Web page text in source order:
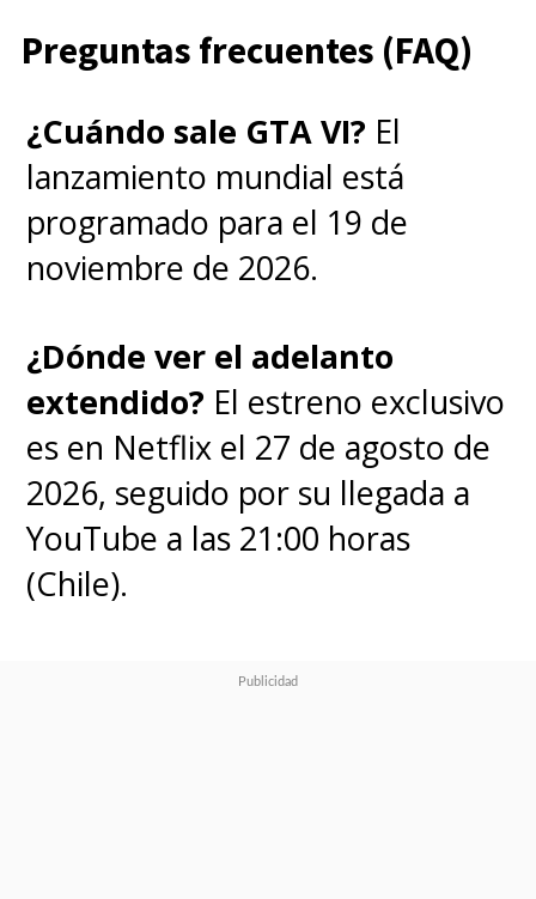
Preguntas frecuentes (FAQ)
¿Cuándo sale GTA VI? El
lanzamiento mundial está
programado para el 19 de
noviembre de 2026.
¿Dónde ver el adelanto
extendido? El estreno exclusivo
es en Netflix el 27 de agosto de
2026, seguido por su llegada a
YouTube a las 21:00 horas
(Chile).